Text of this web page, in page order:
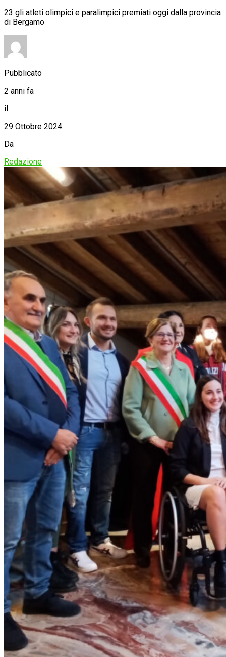
23 gli atleti olimpici e paralimpici premiati oggi dalla provincia
di Bergamo
Pubblicato
2 anni fa
il
29 Ottobre 2024
Da
Redazione